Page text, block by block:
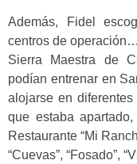
Además, Fidel
centros de
Sierra Maestra de
podían entrenar en
alojarse en
que estaba
Restaurante “Mi
“Cuevas”, “Fosado”,